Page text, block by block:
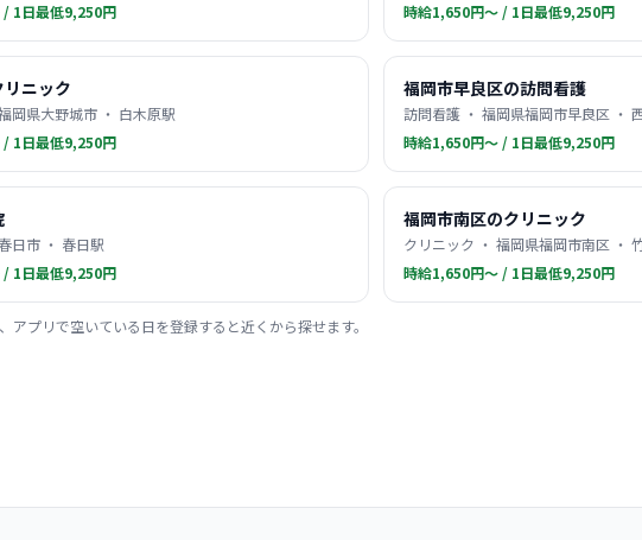
1日最低9,250円
時給1,650円〜 / 1日最低9,250円
ニック
岡県大野城市 ・ 白木原駅
1日最低9,250円
福岡市早良区の訪問看護
訪問看護 ・ 福岡県福岡市早良区 ・
時給1,650円〜 / 1日最低9,250円
日市 ・ 春日駅
1日最低9,250円
福岡市南区のクリニック
クリニック ・ 福岡県福岡市南区 ・
時給1,650円〜 / 1日最低9,250円
アプリで空いている日を登録すると近くから探せます。